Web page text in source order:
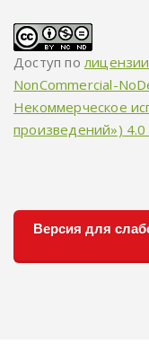
Доступ по
NonCommercial-
Некоммерческое
произведений»)
Версия для